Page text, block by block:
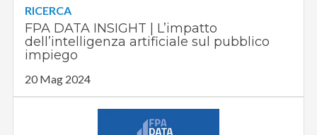
RICERCA
FPA DATA INSIGHT | L’impatto
dell’intelligenza artificiale sul pubblico
impiego
20 Mag 2024